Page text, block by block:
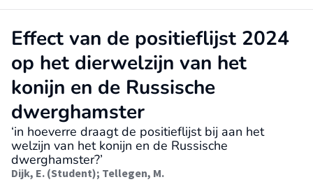
Effect van de positieflijst 2024
op het dierwelzijn van het
konijn en de Russische
dwerghamster
‘in hoeverre draagt de positieflijst bij aan het
welzijn van het konijn en de Russische
dwerghamster?’
Dijk, E. (Student); Tellegen, M.